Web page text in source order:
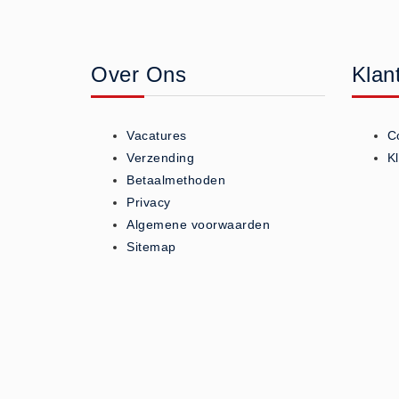
Koud - Warm kompressen (3)
Overige (1)
Teken - Beten sets (5)
Vitamines en mineralen (0)
Eerste Hulp Paneel
Eerste Hulp Paneel (0)
Over Ons
Vacatures
Verzending
Betaalmethoden
Privacy
Algemene voorwaarden
Sitemap